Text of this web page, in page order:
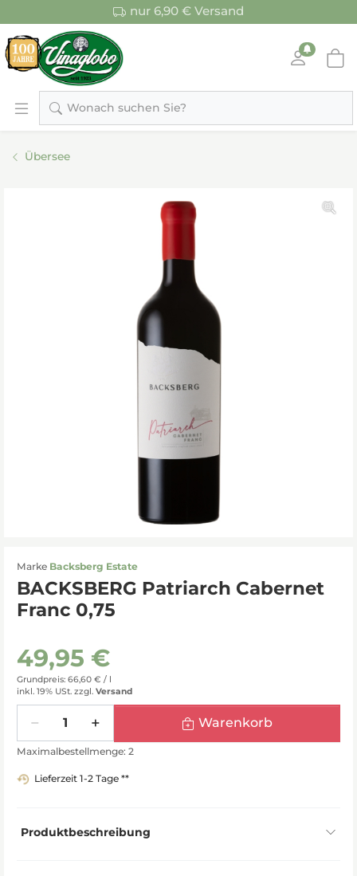
nur 6,90 € Versand
Wonach suchen Sie?
Übersee
Marke Backsberg Estate
BACKSBERG Patriarch Cabernet
Franc 0,75
49,95 €
Grundpreis: 66,60 € / l
inkl. 19% USt. zzgl. Versand
Warenkorb
Maximalbestellmenge: 2
Lieferzeit 1-2 Tage **
Produktbeschreibung